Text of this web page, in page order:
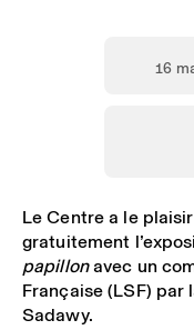
16
Le Centre a le
gratuitement
papillonavec un
Française (LSF) par
Sadawy.